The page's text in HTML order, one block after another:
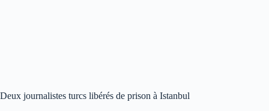
Deux journalistes turcs libérés de prison à Istanbul